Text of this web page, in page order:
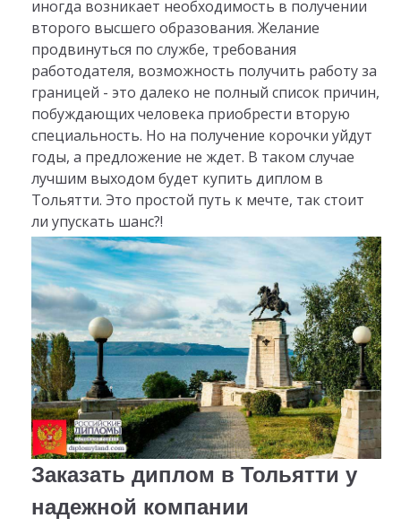
иногда возникает необходимость в получении
второго высшего образования. Желание
продвинуться по службе, требования
работодателя, возможность получить работу за
границей - это далеко не полный список причин,
побуждающих человека приобрести вторую
специальность. Но на получение корочки уйдут
годы, а предложение не ждет. В таком случае
лучшим выходом будет купить диплом в
Тольятти. Это простой путь к мечте, так стоит
ли упускать шанс?!
Заказать диплом в Тольятти у
надежной компании